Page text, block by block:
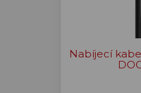
Nabíjecí